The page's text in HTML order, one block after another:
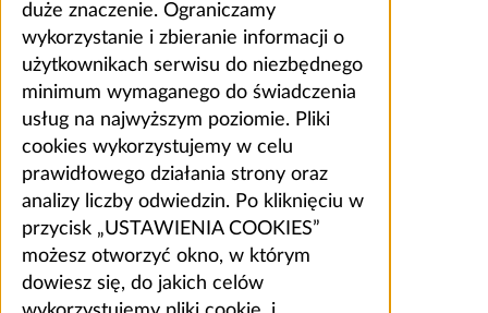
duże znaczenie. Ograniczamy
wykorzystanie i zbieranie informacji o
użytkownikach serwisu do niezbędnego
minimum wymaganego do świadczenia
usług na najwyższym poziomie. Pliki
cookies wykorzystujemy w celu
prawidłowego działania strony oraz
analizy liczby odwiedzin. Po kliknięciu w
przycisk „USTAWIENIA COOKIES”
możesz otworzyć okno, w którym
dowiesz się, do jakich celów